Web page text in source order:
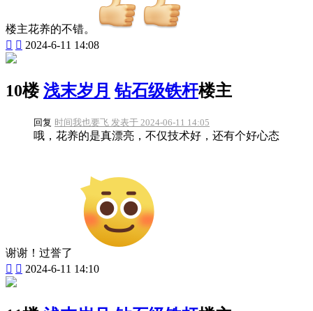
楼主花养的不错。
  2024-6-11 14:08
10楼 浅末岁月 钻石级铁杆楼主
回复 时间我也要飞 发表于 2024-06-11 14:05
哦，花养的是真漂亮，不仅技术好，还有个好心态
谢谢！过誉了
  2024-6-11 14:10